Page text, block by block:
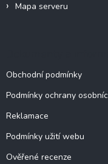
Mapa serveru
Obchodní podmínky
Podmínky ochrany
Reklamace
Podmínky užití webu
Ověřené recenze